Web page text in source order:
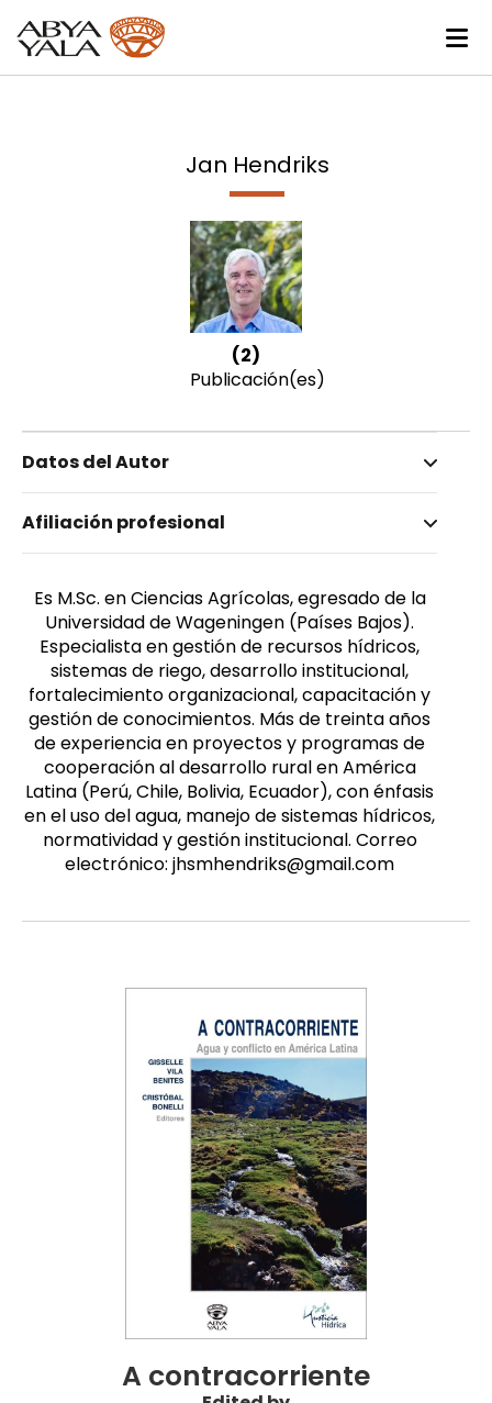
Jan Hendriks
(2)
Publicación(es)
Datos del Autor
Hendriks, Jan
Afiliación profesional
Es M.Sc. en Ciencias Agrícolas, egresado de la
Universidad de Wageningen (Países Bajos).
Especialista en gestión de recursos hídricos,
sistemas de riego, desarrollo institucional,
fortalecimiento organizacional, capacitación y
gestión de conocimientos. Más de treinta años
de experiencia en proyectos y programas de
cooperación al desarrollo rural en América
Latina (Perú, Chile, Bolivia, Ecuador), con énfasis
en el uso del agua, manejo de sistemas hídricos,
normatividad y gestión institucional. Correo
electrónico: jhsmhendriks@gmail.com
A contracorriente